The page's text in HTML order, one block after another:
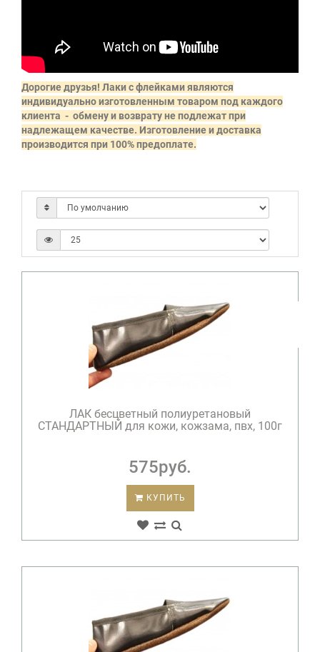
Дорогие друзья! Лаки с флейками являются
индивидуально изготовленным товаром под каждого
клиента - обмену и возврату не подлежат при
надлежащем качестве. Изготовление и доставка
производится при 100% предоплате.
ЛАК бесцветный полиуретановый
СТАНДАРТНЫЙ для кожи, кожзама, пвх, 100г
575руб.
КУПИТЬ